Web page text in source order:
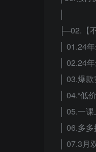
├─02.【
│ 01.24
│ 02.24
│ 03.爆
│ 04.“
│ 05.一
│ 06.多
│ 07.3